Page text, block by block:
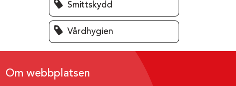
Smittskydd
Vårdhygien
Om webbplatsen